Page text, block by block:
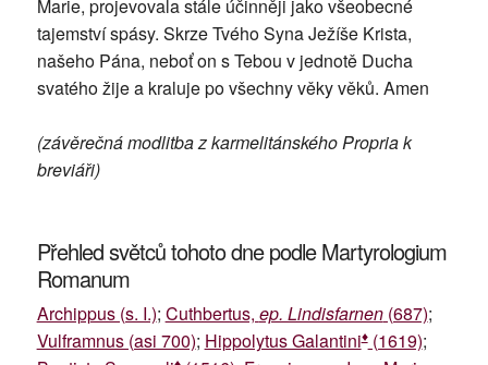
Marie, projevovala stále účinněji jako všeobecné
tajemství spásy. Skrze Tvého Syna Ježíše Krista,
našeho Pána, neboť on s Tebou v jednotě Ducha
svatého žije a kraluje po všechny věky věků. Amen
(závěrečná modlitba z karmelitánského Propria k
breviáři)
Přehled světců tohoto dne podle Martyrologium
Romanum
Archippus (s. I.); Cuthbertus, ep. Lindisfarnen(687);
Vulframnus (asi 700); Hippolytus Galantini♦(1619);